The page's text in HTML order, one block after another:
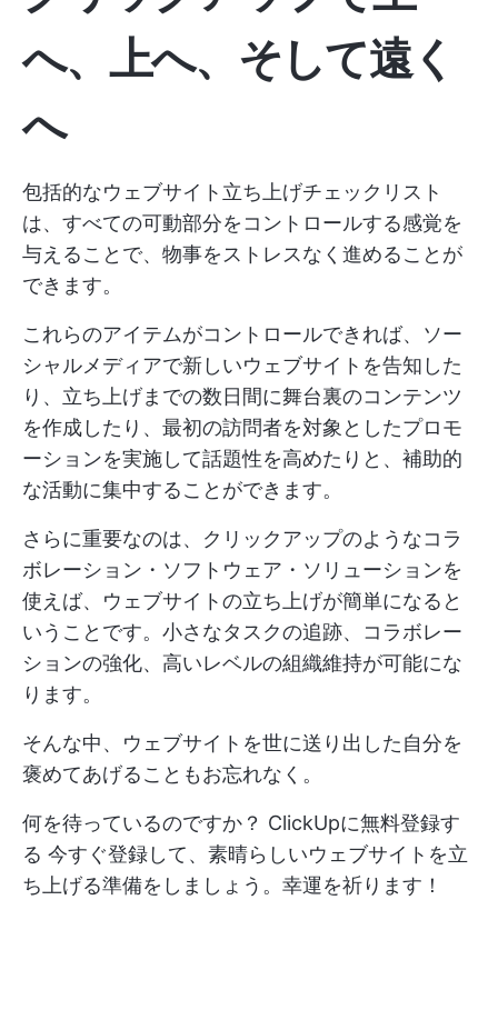
へ、上へ、そして遠く
へ
包括的なウェブサイト立ち上げチェックリスト
は、すべての可動部分をコントロールする感覚を
与えることで、物事をストレスなく進めることが
できます。
これらのアイテムがコントロールできれば、ソー
シャルメディアで新しいウェブサイトを告知した
り、立ち上げまでの数日間に舞台裏のコンテンツ
を作成したり、最初の訪問者を対象としたプロモ
ーションを実施して話題性を高めたりと、補助的
な活動に集中することができます。
さらに重要なのは、クリックアップのようなコラ
ボレーション・ソフトウェア・ソリューションを
使えば、ウェブサイトの立ち上げが簡単になると
いうことです。小さなタスクの追跡、コラボレー
ションの強化、高いレベルの組織維持が可能にな
ります。
そんな中、ウェブサイトを世に送り出した自分を
褒めてあげることもお忘れなく。
何を待っているのですか？ ClickUpに無料登録す
る 今すぐ登録して、素晴らしいウェブサイトを立
ち上げる準備をしましょう。幸運を祈ります！